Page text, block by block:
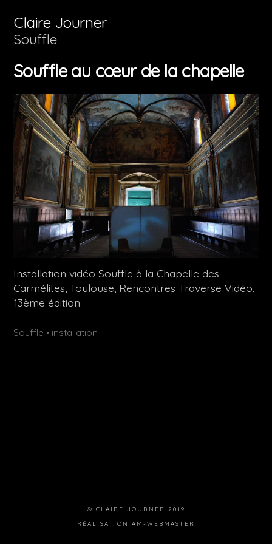
au
Claire Journer
Souffle
Souffle au cœur de la chapelle
Installation vidéo Souffle à la Chapelle des
Carmélites, Toulouse, Rencontres Traverse Vidéo,
13ème édition
Publié
Souffle Étiquettes :
• installation
© CLAIRE JOURNER 2019
RÉALISATION AM-WEBMASTER